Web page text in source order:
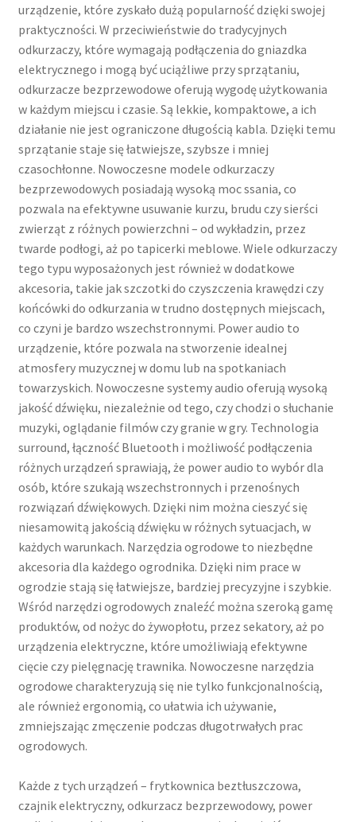
urządzenie, które zyskało dużą popularność dzięki swojej
praktyczności. W przeciwieństwie do tradycyjnych
odkurzaczy, które wymagają podłączenia do gniazdka
elektrycznego i mogą być uciążliwe przy sprzątaniu,
odkurzacze bezprzewodowe oferują wygodę użytkowania
w każdym miejscu i czasie. Są lekkie, kompaktowe, a ich
działanie nie jest ograniczone długością kabla. Dzięki temu
sprzątanie staje się łatwiejsze, szybsze i mniej
czasochłonne. Nowoczesne modele odkurzaczy
bezprzewodowych posiadają wysoką moc ssania, co
pozwala na efektywne usuwanie kurzu, brudu czy sierści
zwierząt z różnych powierzchni – od wykładzin, przez
twarde podłogi, aż po tapicerki meblowe. Wiele odkurzaczy
tego typu wyposażonych jest również w dodatkowe
akcesoria, takie jak szczotki do czyszczenia krawędzi czy
końcówki do odkurzania w trudno dostępnych miejscach,
co czyni je bardzo wszechstronnymi. Power audio to
urządzenie, które pozwala na stworzenie idealnej
atmosfery muzycznej w domu lub na spotkaniach
towarzyskich. Nowoczesne systemy audio oferują wysoką
jakość dźwięku, niezależnie od tego, czy chodzi o słuchanie
muzyki, oglądanie filmów czy granie w gry. Technologia
surround, łączność Bluetooth i możliwość podłączenia
różnych urządzeń sprawiają, że power audio to wybór dla
osób, które szukają wszechstronnych i przenośnych
rozwiązań dźwiękowych. Dzięki nim można cieszyć się
niesamowitą jakością dźwięku w różnych sytuacjach, w
każdych warunkach. Narzędzia ogrodowe to niezbędne
akcesoria dla każdego ogrodnika. Dzięki nim prace w
ogrodzie stają się łatwiejsze, bardziej precyzyjne i szybkie.
Wśród narzędzi ogrodowych znaleźć można szeroką gamę
produktów, od nożyc do żywopłotu, przez sekatory, aż po
urządzenia elektryczne, które umożliwiają efektywne
cięcie czy pielęgnację trawnika. Nowoczesne narzędzia
ogrodowe charakteryzują się nie tylko funkcjonalnością,
ale również ergonomią, co ułatwia ich używanie,
zmniejszając zmęczenie podczas długotrwałych prac
ogrodowych.
Każde z tych urządzeń – frytkownica beztłuszczowa,
czajnik elektryczny, odkurzacz bezprzewodowy, power